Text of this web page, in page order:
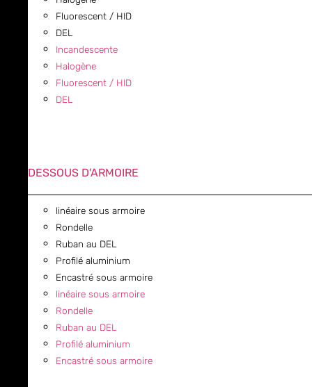
Fluorescent / HID
DEL
Incandescente
Halogène
Fluorescent / HID
DEL
DESSOUS D'ARMOIRE
linéaire sous armoire
Rondelle
Ruban au DEL
Profilé aluminium
Encastré sous armoire
linéaire sous armoire
Rondelle
Ruban au DEL
Profilé aluminium
Encastré sous armoire